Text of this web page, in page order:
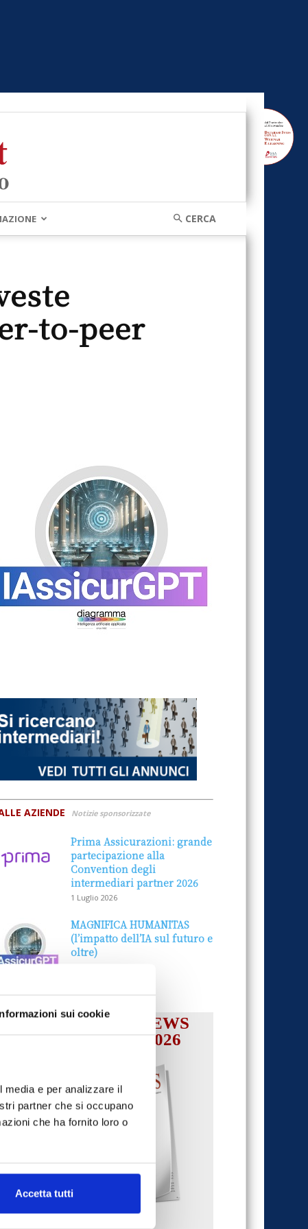
sui cookie
media e per analizzare il
partner che si occupano
che ha fornito loro o
Accetta tutti
to-peer
AZIENDE Notizie sponsorizzate
Prima Assicurazioni: grande
partecipazione alla
Convention degli
intermediari partner 2026
1 Luglio 2026
MAGNIFICA HUMANITAS
(l’impatto dell’IA sul futuro e
oltre)
MENSILE ASSINEWS
AGOSTO 2026